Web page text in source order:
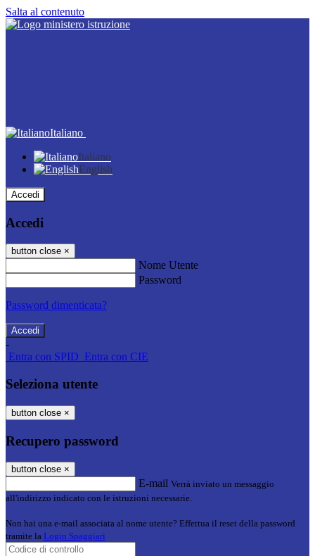
Salta al contenuto
Italiano
Italiano
English
Accedi
Accedi
button close ×
Nome Utente
Password
Password dimenticata?
-
Entra con SPID Entra con CIE
Seleziona utente
button close ×
Recupero password
button close ×
E-mail Verrà inviato un messaggio
all'indirizzo indicato con le istruzioni necessarie.
Non hai una e-mail associata al nome utente? Effettua il reset della password
tramite la Login Spaggiari